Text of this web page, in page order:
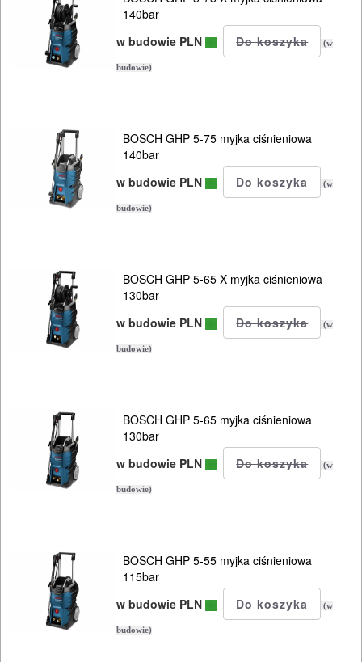
ODZIEŻ
ROBOCZA
SPRZĘT
AGD
OGRODNICZE
KOSIARKI-
KOSY
MYJKI
CIŚNIENIOWE
Spalinowe
Akumulatorowe
140bar
w budowie PLN
(w
budowie)
BOSCH GHP 5-75 myjka ciśnieniowa
140bar
w budowie PLN
(w
budowie)
BOSCH GHP 5-65 X myjka ciśnieniowa
130bar
w budowie PLN
(w
budowie)
BOSCH GHP 5-65 myjka ciśnieniowa
130bar
w budowie PLN
(w
budowie)
BOSCH GHP 5-55 myjka ciśnieniowa
115bar
w budowie PLN
(w
budowie)